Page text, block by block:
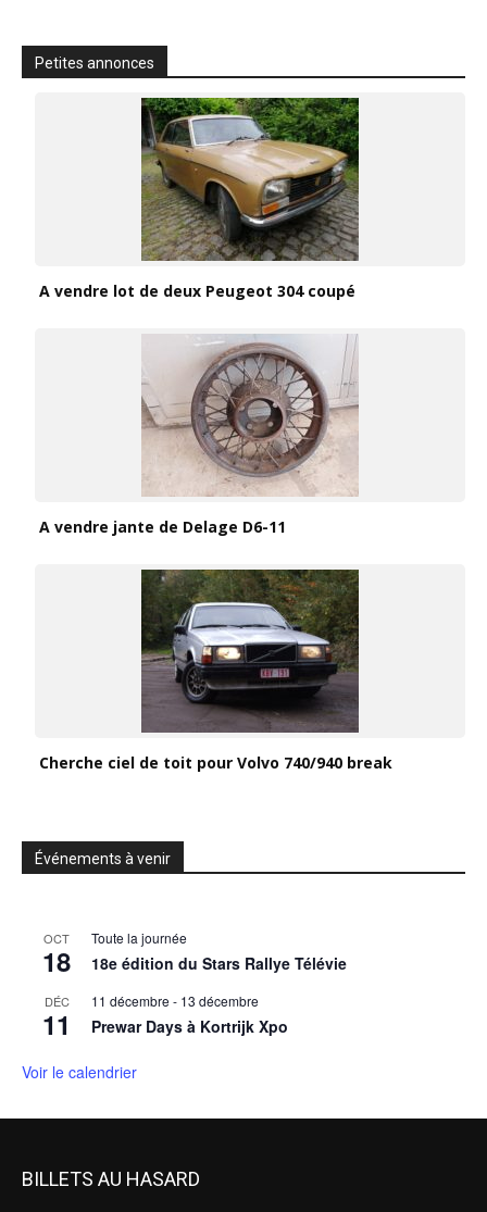
Petites annonces
A vendre lot de deux Peugeot 304 coupé
A vendre jante de Delage D6-11
Cherche ciel de toit pour Volvo 740/940 break
Événements à venir
OCT
18
Toute la journée
18e édition du Stars Rallye Télévie
DÉC
11
11 décembre - 13 décembre
Prewar Days à Kortrijk Xpo
Voir le calendrier
BILLETS AU HASARD